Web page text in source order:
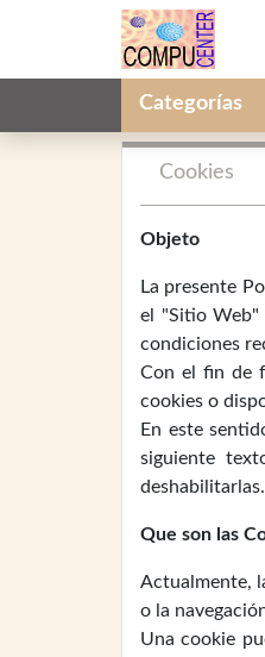
Categorías
Cookies
Objeto
La presente
el "Sitio Web"
condiciones
Con el fin de
cookies o
En este
siguiente
deshabilitarlas.
Que son las
Actualmente,
o la
Una cookie